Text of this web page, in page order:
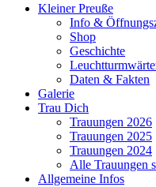
Kleiner Preuße
Info &
Shop
Geschichte
Daten & Fakten
Galerie
Trau Dich
Trauungen 2026
Trauungen 2025
Trauungen 2024
Alle Trauungen
Allgemeine Infos